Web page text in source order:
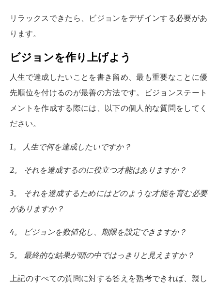
リラックスできたら、ビジョンをデザインする必要があ
ります。
ビジョンを作り上げよう
人生で達成したいことを書き留め、最も重要なことに優
先順位を付けるのが最善の方法です。ビジョンステート
メントを作成する際には、以下の個人的な質問をしてく
ださい。
1。 人生で何を達成したいですか？
2。 それを達成するのに役立つ才能はありますか？
3。
それを達成するためにはどのような才能を育む必要
がありますか？
4。 ビジョンを数値化し、期限を設定できますか？
5。 最終的な結果が頭の中ではっきりと見えますか？
上記のすべての質問に対する答えを熟考できれば、親し